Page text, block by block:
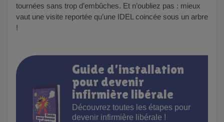
tournées sans trop d’embûches. Et n’oubliez pas : mieux
vaut une visite reportée qu’une IDEL coincée sous un arbre
!
Guide d’installation
pour devenir
infirmière libérale
Découvrez toutes les étapes pour
devenir infirmière libérale !